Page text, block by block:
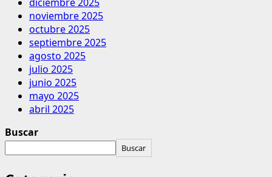
noviembre 2025
octubre 2025
septiembre 2025
agosto 2025
julio 2025
junio 2025
mayo 2025
abril 2025
Buscar
Buscar